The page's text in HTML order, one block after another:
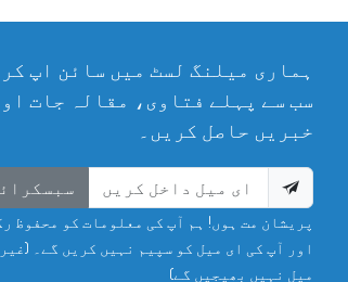
ہماری میلنگ لسٹ میں سائن اپ
سب سے پہلے فتاوی، مقالہ جات
خبریں حاصل کریں۔
پریشان مت ہوں! ہم آپ کی معلومات کو محفوظ
اور آپ کی ای میل کو سپیم نہیں کریں گے۔
میل نہیں بھیجیں گے)